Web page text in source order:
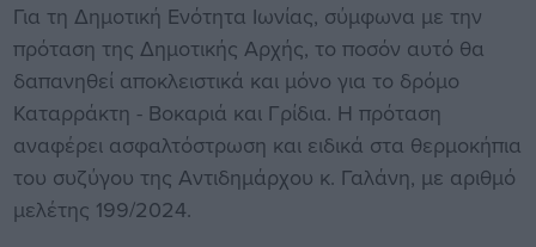
Για τη Δημοτική Ενότητα Ιωνίας, σύμφωνα με την
πρόταση της Δημοτικής Αρχής, το ποσόν αυτό θα
δαπανηθεί αποκλειστικά και μόνο για το δρόμο
Καταρράκτη - Βοκαριά και Γρίδια. Η πρόταση
αναφέρει ασφαλτόστρωση και ειδικά στα θερμοκήπια
του συζύγου της Αντιδημάρχου κ. Γαλάνη, με αριθμό
μελέτης 199/2024.